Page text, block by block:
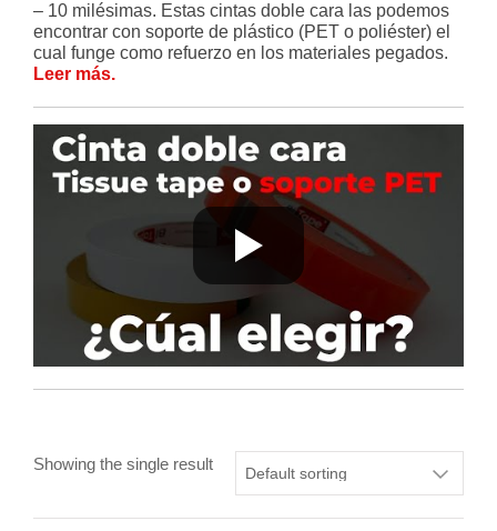
– 10 milésimas. Estas cintas doble cara las podemos
encontrar con soporte de plástico (PET o poliéster) el
cual funge como refuerzo en los materiales pegados.
Leer más.
Showing the single result